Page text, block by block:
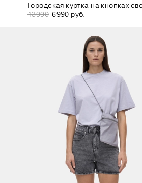
13990 6990 руб.